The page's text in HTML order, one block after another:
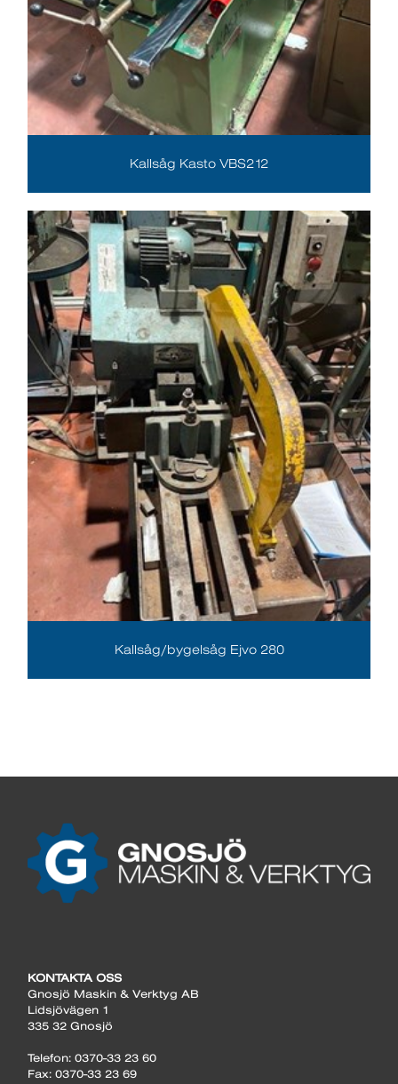
Kallsåg Kasto VBS212
Kallsåg/bygelsåg Ejvo 280
KONTAKTA OSS
Gnosjö Maskin & Verktyg AB
Lidsjövägen 1
335 32 Gnosjö
Telefon: 0370-33 23 60
Fax: 0370-33 23 69